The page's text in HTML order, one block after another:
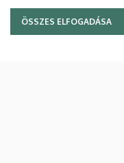
ÖSSZES ELFOGADÁSA